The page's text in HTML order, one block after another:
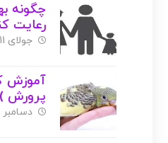
چگونه
رعایت
جولای 11, 2017
آموزش
پرورش
+ عکس
دسامبر 11, 2016